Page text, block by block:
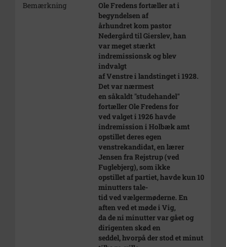
Bemærkning
Ole Fredens fortæller at i
begyndelsen af
århundret kom pastor
Nedergård til Gierslev, han
var meget stærkt
indremissionsk og blev
indvalgt
af Venstre i landstinget i 1928.
Det var nærmest
en såkaldt "studehandel"
fortæller Ole Fredens for
ved valget i 1926 havde
indremission i Holbæk amt
opstillet deres egen
venstrekandidat, en lærer
Jensen fra Rejstrup (ved
Fuglebjerg), som ikke
opstillet af partiet, havde kun 10
minutters tale-
tid ved vælgermøderne. En
aften ved et møde i Vig,
da de ni minutter var gået og
dirigenten skød en
seddel, hvorpå der stod et minut